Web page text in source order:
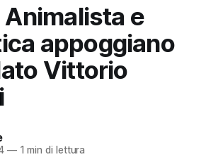
Animalista e
appoggiano
Vittorio
—1 min di lettura